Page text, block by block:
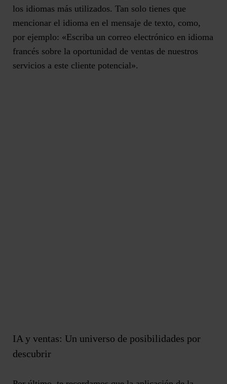
los idiomas más utilizados. Tan solo tienes que
mencionar el idioma en el mensaje de texto, como,
por ejemplo: «Escriba un correo electrónico en idioma
francés sobre la oportunidad de ventas de nuestros
servicios a este cliente potencial».
IA y ventas: Un universo de posibilidades por
descubrir